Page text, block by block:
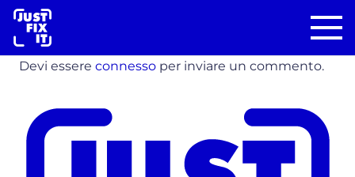
Devi essere connesso per inviare un commento.